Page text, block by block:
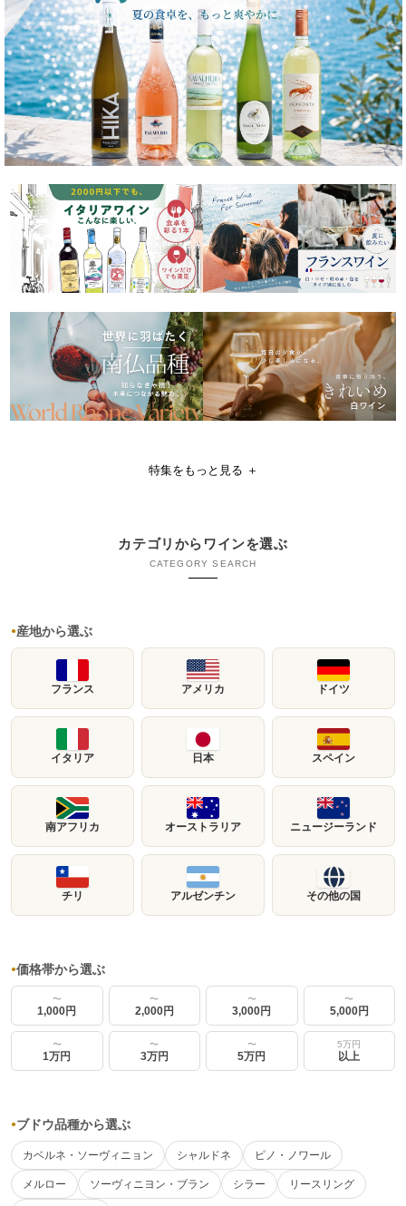
特集をもっと見る ＋
カテゴリからワインを選ぶ
CATEGORY SEARCH
●産地から選ぶ
フランス アメリカ ドイツ
イタリア 日本 スペイン
南アフリカ オーストラリア ニュージーランド
チリ アルゼンチン その他の国
●価格帯から選ぶ
〜
1,000円
〜
2,000円
〜
3,000円
〜
5,000円
〜
1万円
〜
3万円
〜
5万円
5万円
以上
●ブドウ品種から選ぶ
カベルネ・ソーヴィニョン シャルドネ ピノ・ノワール
メルロー ソーヴィニヨン・ブラン シラー リースリング